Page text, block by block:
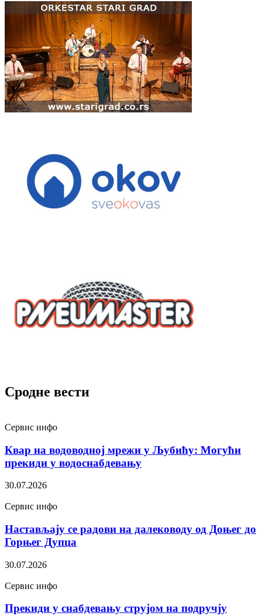
Сродне вести
Сервис инфо
Квар на водоводној мрежи у Љубићу: Могући
прекиди у водоснабдевању
30.07.2026
Сервис инфо
Настављају се радови на далеководу од Доњег до
Горњег Дупца
30.07.2026
Сервис инфо
Прекиди у снабдевању струјом на подручју